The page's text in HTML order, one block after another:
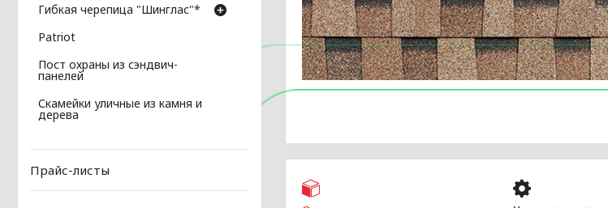
Гибкая черепица "Шинглас"*
Patriot
Пост охраны из сэндвич-
панелей
Скамейки уличные из камня и
дерева
Прайс-листы